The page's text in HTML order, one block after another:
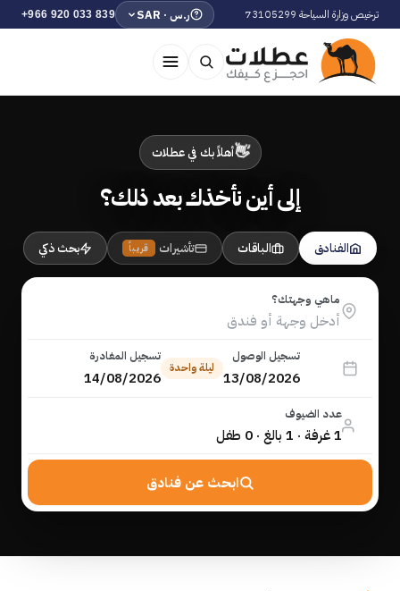
ترخيص وزارة السياحة 73105299 ر.س · SAR +966 920 033 839
👋أهلاً بك في عطلات
إلى أين نأخذك بعد ذلك؟
الفنادق الباقات تأشيرات قريباً بحث ذكي
ماهي وجهتك؟
تسجيل الوصول
13/08/2026
ليلة واحدة
تسجيل المغادرة
14/08/2026
عدد الضيوف
1 غرفة · 1 بالغ · 0 طفل
ابحث عن فنادق